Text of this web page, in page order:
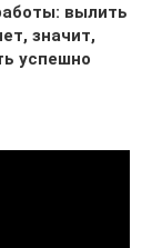
вылить
значит,
успешно